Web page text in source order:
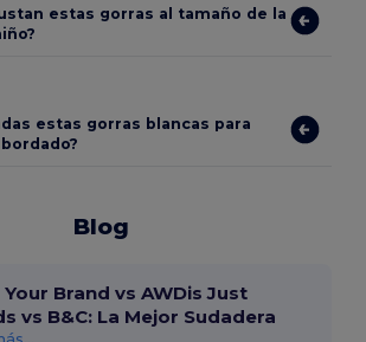
estas gorras al tamaño de la
estas gorras blancas para
Blog
Your Brand vs AWDis Just
vs B&C: La Mejor Sudadera